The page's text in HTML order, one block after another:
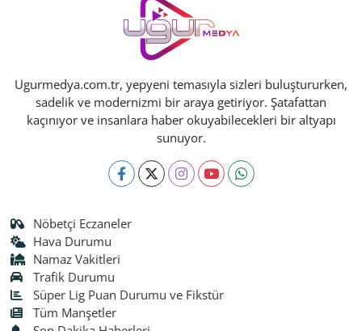
Ugurmedya.com.tr, yepyeni temasıyla sizleri buluştururken,
sadelik ve modernizmi bir araya getiriyor. Şatafattan
kaçınıyor ve insanlara haber okuyabilecekleri bir altyapı
sunuyor.
Nöbetçi Eczaneler
Hava Durumu
Namaz Vakitleri
Trafik Durumu
Süper Lig Puan Durumu ve Fikstür
Tüm Manşetler